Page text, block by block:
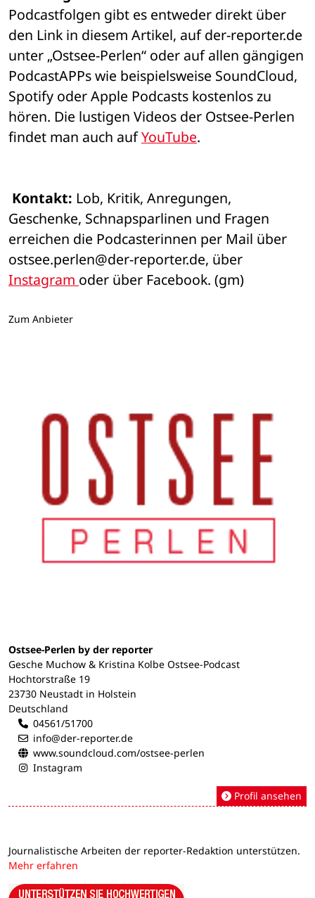
Podcastfolgen gibt es entweder direkt über
den Link in diesem Artikel, auf der-reporter.de
unter „Ostsee-Perlen“ oder auf allen gängigen
PodcastAPPs wie beispielsweise SoundCloud,
Spotify oder Apple Podcasts kostenlos zu
hören. Die lustigen Videos der Ostsee-Perlen
findet man auch auf YouTube.
Kontakt: Lob, Kritik, Anregungen,
Geschenke, Schnapsparlinen und Fragen
erreichen die Podcasterinnen per Mail über
Instagram oder über Facebook. (gm)
Zum Anbieter
Ostsee-Perlen by der reporter
Gesche Muchow & Kristina Kolbe Ostsee-Podcast
Hochtorstraße 19
23730 Neustadt in Holstein
Deutschland
04561/51700
info@der-reporter.de
www.soundcloud.com/ostsee-perlen
Instagram
Profil ansehen
Journalistische Arbeiten der reporter-Redaktion unterstützen.
Mehr erfahren